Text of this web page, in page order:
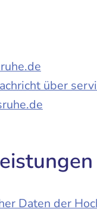
über
Daten der